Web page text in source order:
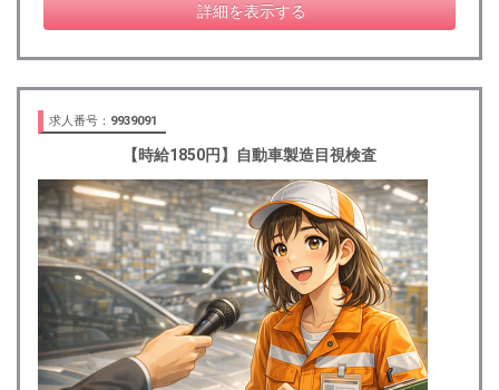
詳細を表示する
求人番号： 9939091
【時給1850円】自動車製造目視検査